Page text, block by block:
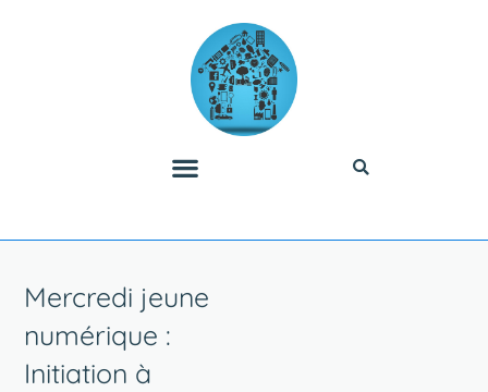
Mercredi jeune
numérique :
Initiation à